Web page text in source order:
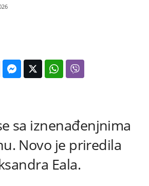
sa iznenađenjnima
Novo je priredila
Eala.